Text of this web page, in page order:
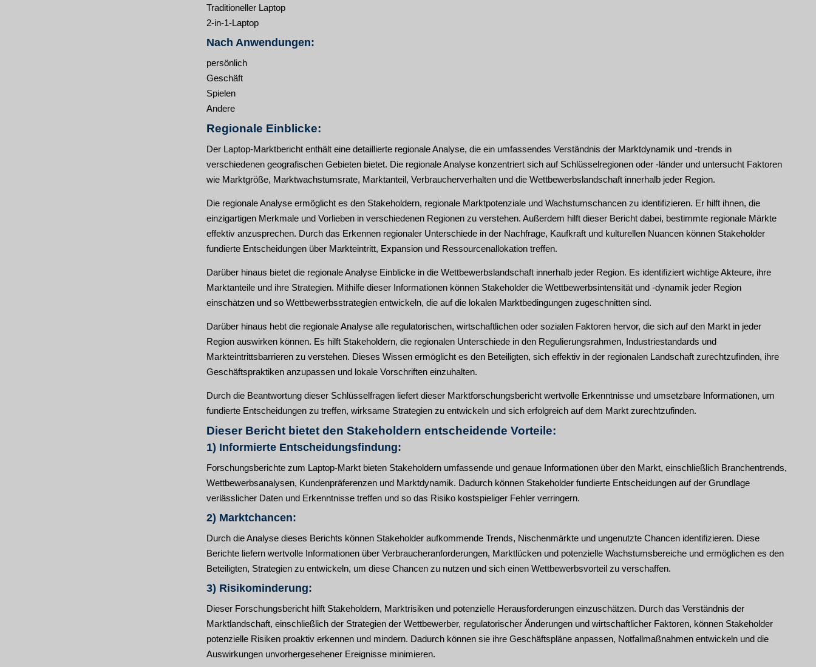
Traditioneller Laptop
2-in-1-Laptop
Nach Anwendungen:
persönlich
Geschäft
Spielen
Andere
Regionale Einblicke:
Der Laptop-Marktbericht enthält eine detaillierte regionale Analyse, die ein umfassendes Verständnis der Marktdynamik und -trends in
verschiedenen geografischen Gebieten bietet. Die regionale Analyse konzentriert sich auf Schlüsselregionen oder -länder und untersucht Faktoren
wie Marktgröße, Marktwachstumsrate, Marktanteil, Verbraucherverhalten und die Wettbewerbslandschaft innerhalb jeder Region.
Die regionale Analyse ermöglicht es den Stakeholdern, regionale Marktpotenziale und Wachstumschancen zu identifizieren. Er hilft ihnen, die
einzigartigen Merkmale und Vorlieben in verschiedenen Regionen zu verstehen. Außerdem hilft dieser Bericht dabei, bestimmte regionale Märkte
effektiv anzusprechen. Durch das Erkennen regionaler Unterschiede in der Nachfrage, Kaufkraft und kulturellen Nuancen können Stakeholder
fundierte Entscheidungen über Markteintritt, Expansion und Ressourcenallokation treffen.
Darüber hinaus bietet die regionale Analyse Einblicke in die Wettbewerbslandschaft innerhalb jeder Region. Es identifiziert wichtige Akteure, ihre
Marktanteile und ihre Strategien. Mithilfe dieser Informationen können Stakeholder die Wettbewerbsintensität und -dynamik jeder Region
einschätzen und so Wettbewerbsstrategien entwickeln, die auf die lokalen Marktbedingungen zugeschnitten sind.
Darüber hinaus hebt die regionale Analyse alle regulatorischen, wirtschaftlichen oder sozialen Faktoren hervor, die sich auf den Markt in jeder
Region auswirken können. Es hilft Stakeholdern, die regionalen Unterschiede in den Regulierungsrahmen, Industriestandards und
Markteintrittsbarrieren zu verstehen. Dieses Wissen ermöglicht es den Beteiligten, sich effektiv in der regionalen Landschaft zurechtzufinden, ihre
Geschäftspraktiken anzupassen und lokale Vorschriften einzuhalten.
Durch die Beantwortung dieser Schlüsselfragen liefert dieser Marktforschungsbericht wertvolle Erkenntnisse und umsetzbare Informationen, um
fundierte Entscheidungen zu treffen, wirksame Strategien zu entwickeln und sich erfolgreich auf dem Markt zurechtzufinden.
Dieser Bericht bietet den Stakeholdern entscheidende Vorteile:
1) Informierte Entscheidungsfindung:
Forschungsberichte zum Laptop-Markt bieten Stakeholdern umfassende und genaue Informationen über den Markt, einschließlich Branchentrends,
Wettbewerbsanalysen, Kundenpräferenzen und Marktdynamik. Dadurch können Stakeholder fundierte Entscheidungen auf der Grundlage
verlässlicher Daten und Erkenntnisse treffen und so das Risiko kostspieliger Fehler verringern.
2) Marktchancen:
Durch die Analyse dieses Berichts können Stakeholder aufkommende Trends, Nischenmärkte und ungenutzte Chancen identifizieren. Diese
Berichte liefern wertvolle Informationen über Verbraucheranforderungen, Marktlücken und potenzielle Wachstumsbereiche und ermöglichen es den
Beteiligten, Strategien zu entwickeln, um diese Chancen zu nutzen und sich einen Wettbewerbsvorteil zu verschaffen.
3) Risikominderung:
Dieser Forschungsbericht hilft Stakeholdern, Marktrisiken und potenzielle Herausforderungen einzuschätzen. Durch das Verständnis der
Marktlandschaft, einschließlich der Strategien der Wettbewerber, regulatorischer Änderungen und wirtschaftlicher Faktoren, können Stakeholder
potenzielle Risiken proaktiv erkennen und mindern. Dadurch können sie ihre Geschäftspläne anpassen, Notfallmaßnahmen entwickeln und die
Auswirkungen unvorhergesehener Ereignisse minimieren.